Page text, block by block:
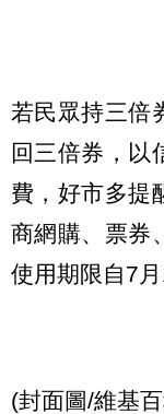
若民眾持三倍
回三倍券，以
費，好市多提
商網購、票券
使用期限自7
(封面圖/維基